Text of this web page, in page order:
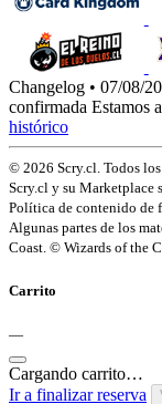
Changelog • 07/08/
confirmada Estamos
histórico
© 2026 Scry.cl. Todos los
Scry.cl y su Marketplace
Política de contenido de
Algunas partes de los
Coast. © Wizards of the
Carrito
—
Cargando carrito…
Ir a finalizar reserva